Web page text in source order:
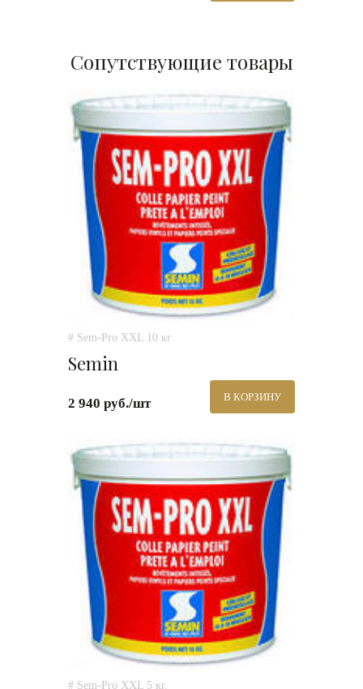
Сопутствующие товары
# Sem-Pro XXL 10 кг
Semin
2 940 руб./шт В КОРЗИНУ
# Sem-Pro XXL 5 кг.